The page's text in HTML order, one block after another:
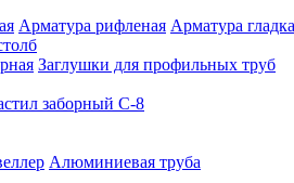
Арматура рифленая Арматура
Заглушки для профильных труб
заборный С-8
Алюминиевая труба